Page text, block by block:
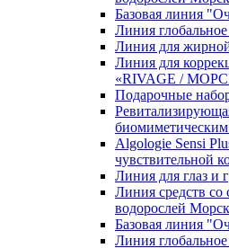
Базовая линия
Линия
Линия для
Линия для
«RIVAGE /
Подарочные
Algologie Sensi
чувcтвительной
Линия для глаз и
Линия средств со
водорослей
Базовая линия
Линия